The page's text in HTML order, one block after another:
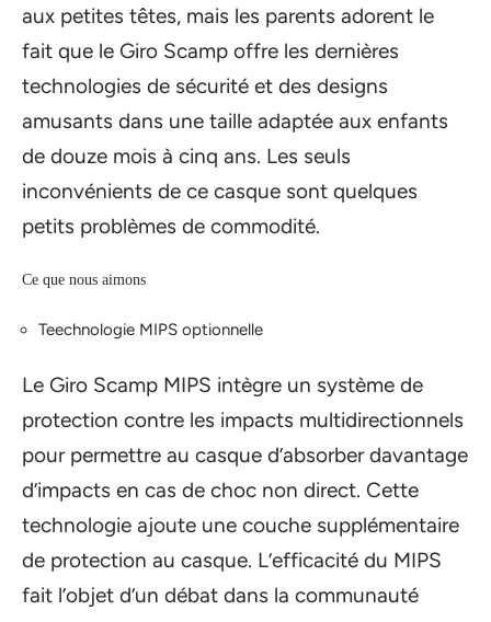
aux petites têtes, mais les parents adorent le
fait que le Giro Scamp offre les dernières
technologies de sécurité et des designs
amusants dans une taille adaptée aux enfants
de douze mois à cinq ans. Les seuls
inconvénients de ce casque sont quelques
petits problèmes de commodité.
Ce que nous aimons
Teechnologie MIPS optionnelle
Le Giro Scamp MIPS intègre un système de
protection contre les impacts multidirectionnels
pour permettre au casque d’absorber davantage
d’impacts en cas de choc non direct. Cette
technologie ajoute une couche supplémentaire
de protection au casque. L’efficacité du MIPS
fait l’objet d’un débat dans la communauté